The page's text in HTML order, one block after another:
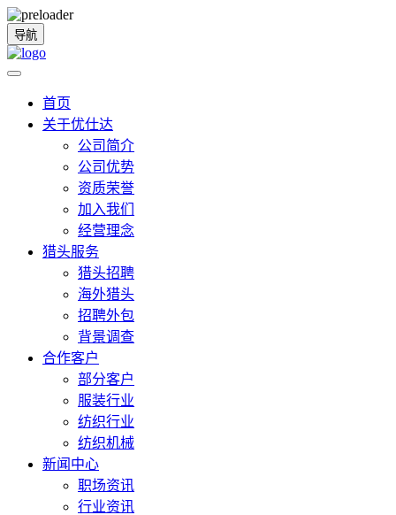
导航
首页
关于优仕达
公司简介
公司优势
资质荣誉
加入我们
经营理念
猎头服务
猎头招聘
海外猎头
招聘外包
背景调查
合作客户
部分客户
服装行业
纺织行业
纺织机械
新闻中心
职场资讯
行业资讯